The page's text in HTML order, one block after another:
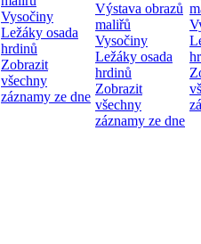
Vysočiny
Ležáky osada
hrdinů
Zobrazit
všechny
záznamy ze dne
Výstava obrazů
maliřů
Vysočiny
Ležáky osada
hrdinů
Zobrazit
všechny
záznamy ze dne